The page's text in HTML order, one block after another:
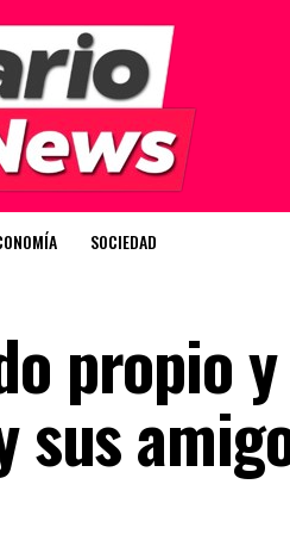
SOCIEDAD
propio
sus